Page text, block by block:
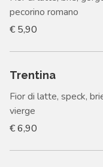
pecorino romano
€ 5,90
Trentina
Fior di latte, speck,
vierge
€ 6,90